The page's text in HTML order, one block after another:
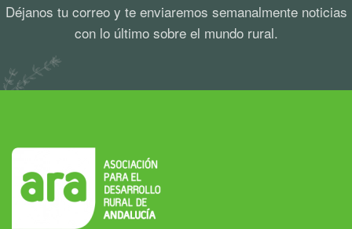
Déjanos tu correo y te enviaremos semanalmente noticias
con lo último sobre el mundo rural.